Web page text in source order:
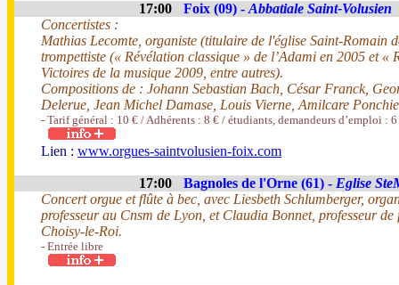
17:00 Foix (09) - Abbatiale Saint-Volusien
Concertistes :
Mathias Lecomte, organiste (titulaire de l'église Saint-Romain
trompettiste (« Révélation classique » de l’Adami en 2005 et «
Victoires de la musique 2009, entre autres).
Compositions de : Johann Sebastian Bach, César Franck,
Delerue, Jean Michel Damase, Louis Vierne, Amilcare
- Tarif général : 10 € / Adhérents : 8 € / étudiants, demandeurs d’emploi :
Lien : www.orgues-saintvolusien-foix.com
17:00 Bagnoles de l'Orne (61) - Eglise
Concert orgue et flûte à bec, avec Liesbeth Schlumberger,
professeur au Cnsm de Lyon, et Claudia Bonnet, professeur
Choisy-le-Roi.
- Entrée libre